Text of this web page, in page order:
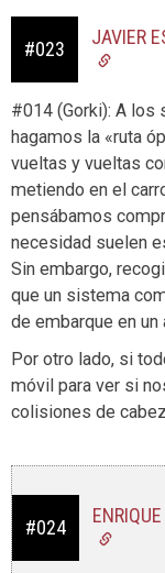
#023
JAVIER
#014 (Gorki): A los
hagamos la «ruta
vueltas y vueltas
metiendo en el
pensábamos
necesidad suelen
Sin embargo,
que un sistema
de embarque en un
Por otro lado, si
móvil para ver si
colisiones de
#024